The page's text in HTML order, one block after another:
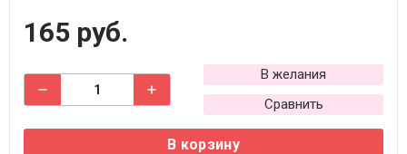
165 руб.
В желания
Сравнить
В корзину